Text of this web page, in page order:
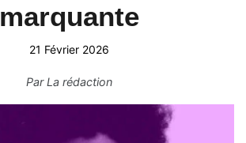
marquante
21 Février 2026
ParLa rédaction